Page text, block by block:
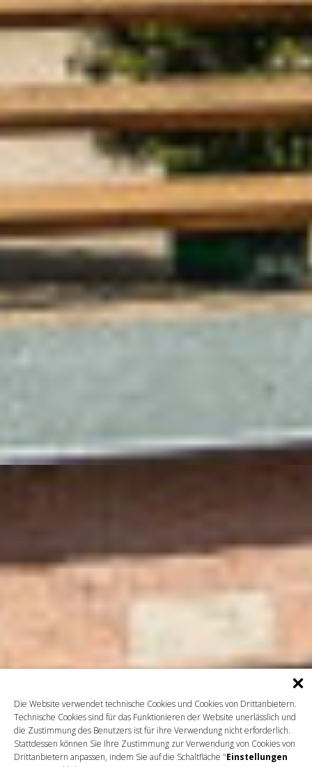
Die Website verwendet technische Cookies und Cookies von Drittanbietern.
Technische Cookies sind für das Funktionieren der Website unerlässlich und
die Zustimmung des Benutzers ist für ihre Verwendung nicht erforderlich.
Stattdessen können Sie Ihre Zustimmung zur Verwendung von Cookies von
Drittanbietern anpassen, indem Sie auf die Schaltfläche "Einstellungen